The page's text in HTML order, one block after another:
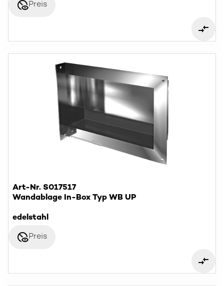
disabled_visiblePreis
Art-Nr. S017517
Wandablage In-Box Typ WB UP
edelstahl
disabled_visiblePreis